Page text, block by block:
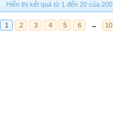
Hiển thị kết quả từ 1 đến 20 của 200
1 2 3 4 5 6 → 10